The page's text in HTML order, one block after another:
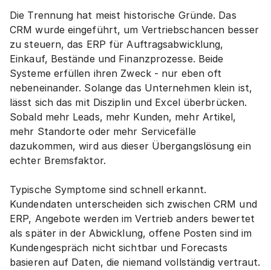
Die Trennung hat meist historische Gründe. Das
CRM wurde eingeführt, um Vertriebschancen besser
zu steuern, das ERP für Auftragsabwicklung,
Einkauf, Bestände und Finanzprozesse. Beide
Systeme erfüllen ihren Zweck - nur eben oft
nebeneinander. Solange das Unternehmen klein ist,
lässt sich das mit Disziplin und Excel überbrücken.
Sobald mehr Leads, mehr Kunden, mehr Artikel,
mehr Standorte oder mehr Servicefälle
dazukommen, wird aus dieser Übergangslösung ein
echter Bremsfaktor.
Typische Symptome sind schnell erkannt.
Kundendaten unterscheiden sich zwischen CRM und
ERP, Angebote werden im Vertrieb anders bewertet
als später in der Abwicklung, offene Posten sind im
Kundengespräch nicht sichtbar und Forecasts
basieren auf Daten, die niemand vollständig vertraut.